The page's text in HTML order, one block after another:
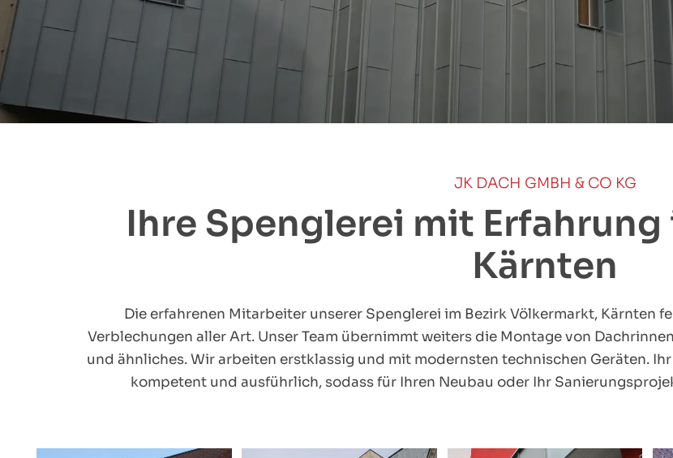
JK DACH GMBH & CO KG
Ihre Spenglerei mit
Kärnten
Die erfahrenen Mitarbeiter unserer Spenglerei im Bezirk Völkermarkt, Kärnten
Verblechungen aller Art. Unser Team übernimmt weiters die Montage von
und ähnliches. Wir arbeiten erstklassig und mit modernsten technischen Geräten.
kompetent und ausführlich, sodass für Ihren Neubau oder Ihr